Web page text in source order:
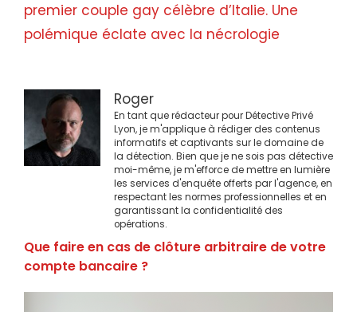
premier couple gay célèbre d’Italie. Une
polémique éclate avec la nécrologie
Roger
En tant que rédacteur pour Détective Privé
Lyon, je m'applique à rédiger des contenus
informatifs et captivants sur le domaine de
la détection. Bien que je ne sois pas détective
moi-même, je m'efforce de mettre en lumière
les services d'enquête offerts par l'agence, en
respectant les normes professionnelles et en
garantissant la confidentialité des
opérations.
Que faire en cas de clôture arbitraire de votre
compte bancaire ?